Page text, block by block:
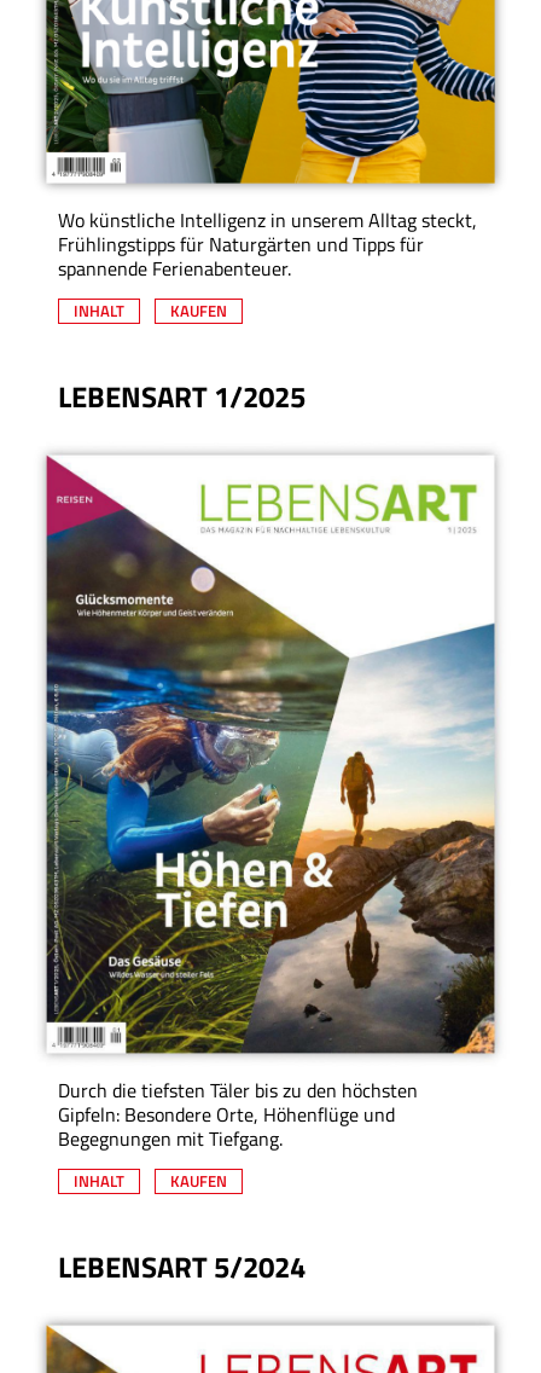
Wo künstliche Intelligenz in unserem Alltag steckt,
Frühlingstipps für Naturgärten und Tipps für
spannende Ferienabenteuer.
INHALT KAUFEN
LEBENSART 1/2025
Durch die tiefsten Täler bis zu den höchsten
Gipfeln: Besondere Orte, Höhenflüge und
Begegnungen mit Tiefgang.
INHALT KAUFEN
LEBENSART 5/2024